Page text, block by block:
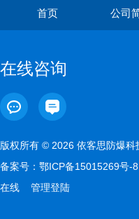
首页 公司
在线咨询
版权所有 © 2026 依客思防爆
备案号： 鄂ICP备15015269号-8
在线
管理登陆